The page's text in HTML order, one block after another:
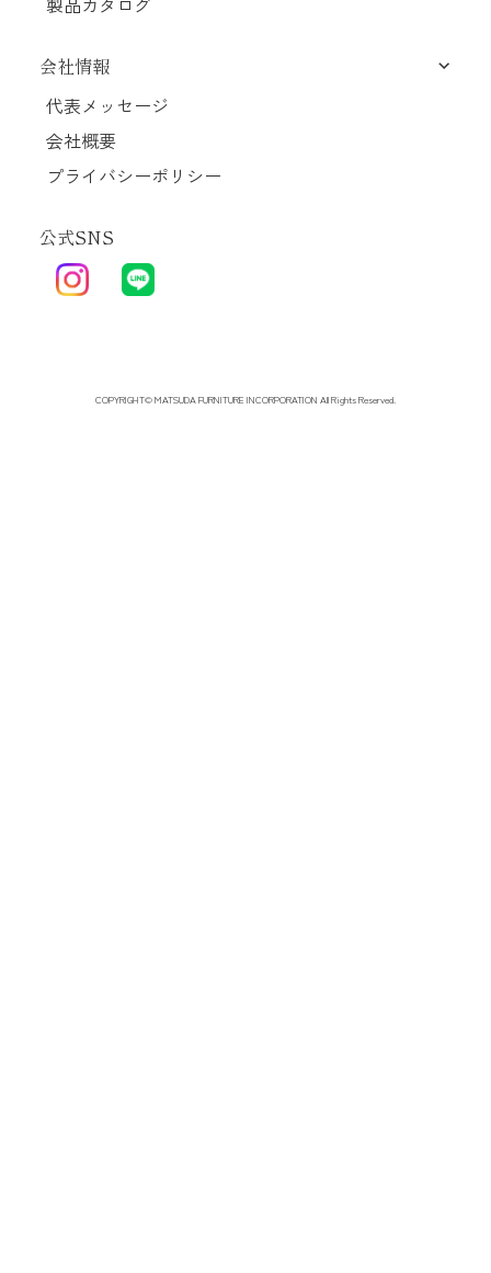
会社情報
代表メッセージ
会社概要
プライバシーポリシー
公式SNS
COPYRIGHT© MATSUDA FURNITURE INCORPORATION All Rights Reserved.